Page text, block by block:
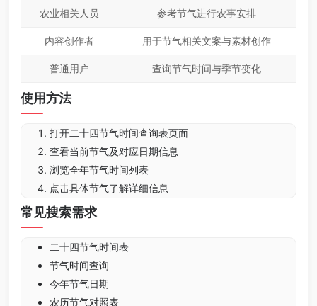
农业相关人员 参考节气进行农事安排
内容创作者 用于节气相关文案与素材创作
普通用户 查询节气时间与季节变化
使用方法
打开二十四节气时间查询表页面
查看当前节气及对应日期信息
浏览全年节气时间列表
点击具体节气了解详细信息
常见搜索需求
二十四节气时间表
节气时间查询
今年节气日期
农历节气对照表